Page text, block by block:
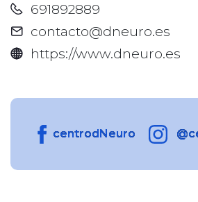
691892889
contacto@dneuro.es
https://www.dneuro.es
centrodNeuro